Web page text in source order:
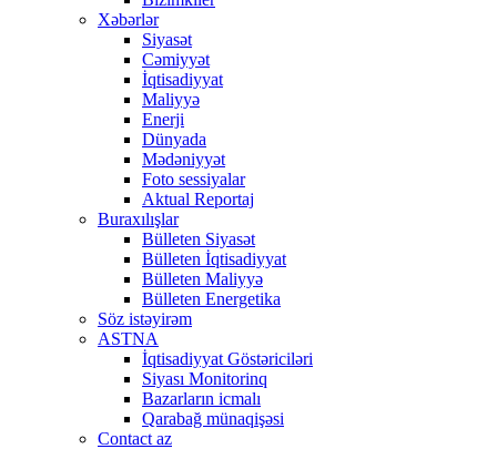
Xəbərlər
Siyasət
Cəmiyyət
İqtisadiyyat
Maliyyə
Enerji
Dünyada
Mədəniyyət
Foto sessiyalar
Aktual Reportaj
Buraxılışlar
Bülleten Siyasət
Bülleten İqtisadiyyat
Bülleten Maliyyə
Bülleten Energetika
Söz istəyirəm
ASTNA
İqtisadiyyat Göstəriciləri
Siyası Monitorinq
Bazarların icmalı
Qarabağ münaqişəsi
Contact az